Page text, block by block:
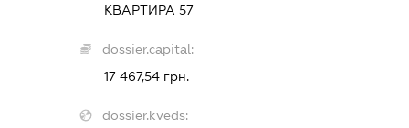
КВАРТИРА 57
dossier.capital:
17 467,54 грн.
dossier.kveds: